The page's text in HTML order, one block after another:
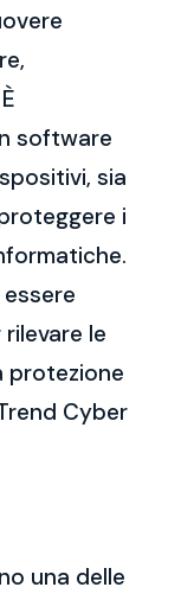
software
sia
i
le
protezione
Cyber
una delle